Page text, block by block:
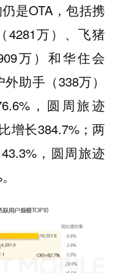
是OTA，包括携
4281万）、飞猪
万）和华住会
助手（338万）
，圆周旅迹
增长384.7%；两
，圆周旅迹